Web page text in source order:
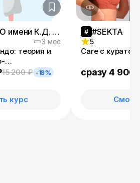
АНО «НИУДПО имени К.Д. Ушинского»
3 мес
теория и
15 200 ₽ -18%
курс
#SEKTA
5
Care с
сразу 4 900